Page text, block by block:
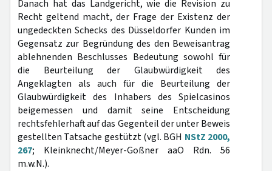
Danach hat das Landgericht, wie die Revision zu
Recht geltend macht, der Frage der Existenz der
ungedeckten Schecks des Düsseldorfer Kunden im
Gegensatz zur Begründung des den Beweisantrag
ablehnenden Beschlusses Bedeutung sowohl für
die Beurteilung der Glaubwürdigkeit des
Angeklagten als auch für die Beurteilung der
Glaubwürdigkeit des Inhabers des Spielcasinos
beigemessen und damit seine Entscheidung
rechtsfehlerhaft auf das Gegenteil der unter Beweis
gestellten Tatsache gestützt (vgl. BGH NStZ 2000,
267; Kleinknecht/Meyer-Goßner aaO Rdn. 56
m.w.N.).